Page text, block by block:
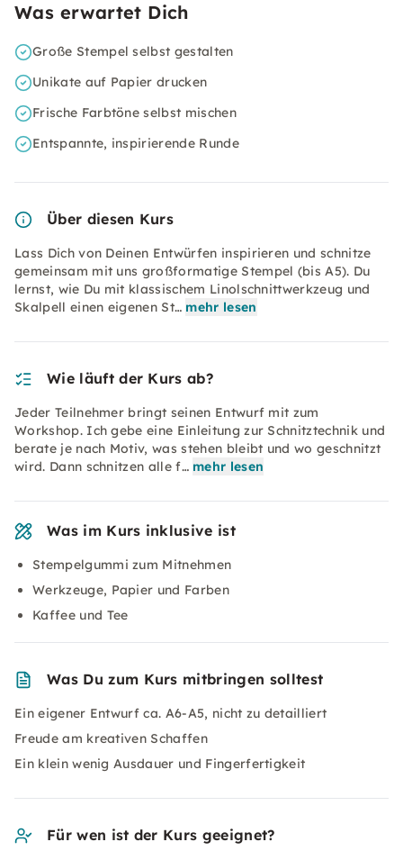
Was erwartet Dich
Große Stempel selbst gestalten
Unikate auf Papier drucken
Frische Farbtöne selbst mischen
Entspannte, inspirierende Runde
Über diesen Kurs
Lass Dich von Deinen Entwürfen inspirieren und schnitze
gemeinsam mit uns großformatige Stempel (bis A5). Du
lernst, wie Du mit klassischem Linolschnittwerkzeug und
Skalpell einen eigenen St… mehr lesen
Wie läuft der Kurs ab?
Jeder Teilnehmer bringt seinen Entwurf mit zum
Workshop. Ich gebe eine Einleitung zur Schnitztechnik und
berate je nach Motiv, was stehen bleibt und wo geschnitzt
wird. Dann schnitzen alle f… mehr lesen
Was im Kurs inklusive ist
Stempelgummi zum Mitnehmen
Werkzeuge, Papier und Farben
Kaffee und Tee
Was Du zum Kurs mitbringen solltest
Ein eigener Entwurf ca. A6-A5, nicht zu detailliert
Freude am kreativen Schaffen
Ein klein wenig Ausdauer und Fingerfertigkeit
Für wen ist der Kurs geeignet?